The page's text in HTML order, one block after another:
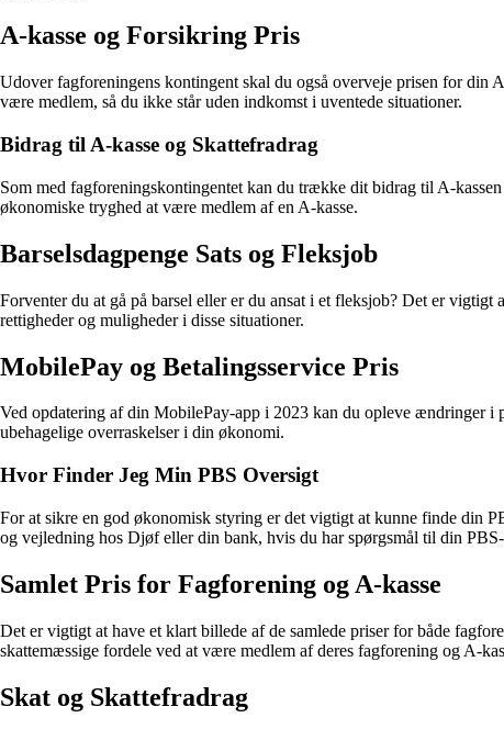
A-kasse og Forsikring Pris
Udover fagforeningens kontingent skal du også overveje prisen for
være medlem, så du ikke står uden indkomst i uventede situationer.
Bidrag til A-kasse og Skattefradrag
Som med fagforeningskontingentet kan du trække dit bidrag til A-
økonomiske tryghed at være medlem af en A-kasse.
Barselsdagpenge Sats og Fleksjob
Forventer du at gå på barsel eller er du ansat i et fleksjob? Det er
rettigheder og muligheder i disse situationer.
MobilePay og Betalingsservice Pris
Ved opdatering af din MobilePay-app i 2023 kan du opleve ændringer
ubehagelige overraskelser i din økonomi.
Hvor Finder Jeg Min PBS Oversigt
For at sikre en god økonomisk styring er det vigtigt at kunne finde din
og vejledning hos Djøf eller din bank, hvis du har spørgsmål til din
Samlet Pris for Fagforening og A-kasse
Det er vigtigt at have et klart billede af de samlede priser for både
skattemæssige fordele ved at være medlem af deres fagforening og A-
Skat og Skattefradrag